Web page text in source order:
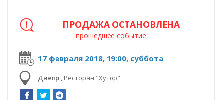
17 февраля 2018, 19:00, суббота
Днепр , Ресторан "Хутор"
ПРОДАЖА ОСТАНОВЛЕНА
прошедшее событие